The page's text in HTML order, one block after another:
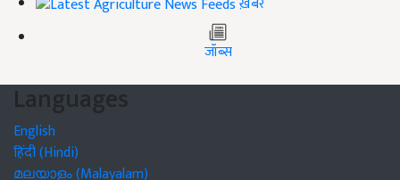
जॉब्स
Languages
English
हिंदी (Hindi)
മലയാളം (Malayalam)